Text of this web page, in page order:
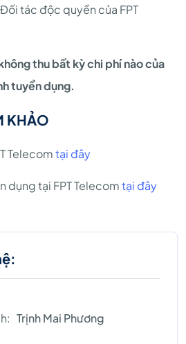
tác độc quyền của FPT
thu bất kỳ chi phí nào của
tuyển dụng.
KHẢO
Telecomtại đây
dụng tại FPT Telecomtại đây
Trịnh Mai Phương